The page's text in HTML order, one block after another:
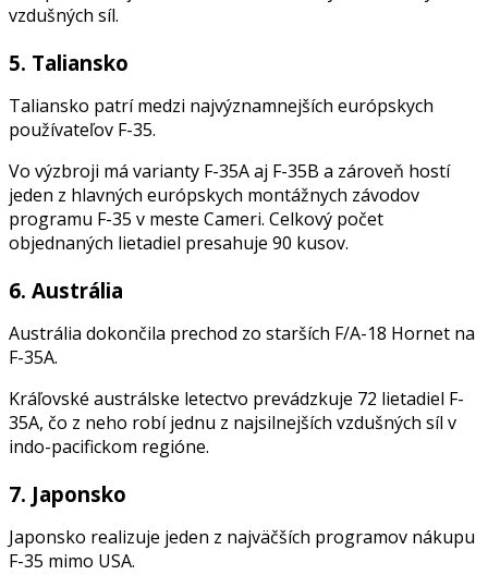
vzdušných síl.
5. Taliansko
Taliansko patrí medzi najvýznamnejších európskych
používateľov F-35.
Vo výzbroji má varianty F-35A aj F-35B a zároveň hostí
jeden z hlavných európskych montážnych závodov
programu F-35 v meste Cameri. Celkový počet
objednaných lietadiel presahuje 90 kusov.
6. Austrália
Austrália dokončila prechod zo starších F/A-18 Hornet na
F-35A.
Kráľovské austrálske letectvo prevádzkuje 72 lietadiel F-
35A, čo z neho robí jednu z najsilnejších vzdušných síl v
indo-pacifickom regióne.
7. Japonsko
Japonsko realizuje jeden z najväčších programov nákupu
F-35 mimo USA.